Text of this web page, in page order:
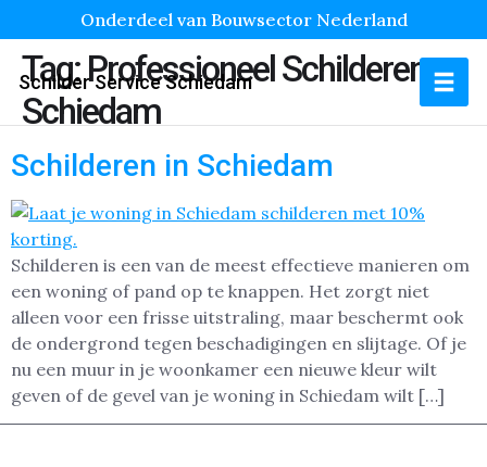
Onderdeel van Bouwsector Nederland
Schilder Service Schiedam
Tag:Professioneel Schilderen
Schiedam
Schilderen in Schiedam
Schilderen is een van de meest effectieve manieren om
een woning of pand op te knappen. Het zorgt niet
alleen voor een frisse uitstraling, maar beschermt ook
de ondergrond tegen beschadigingen en slijtage. Of je
nu een muur in je woonkamer een nieuwe kleur wilt
geven of de gevel van je woning in Schiedam wilt […]